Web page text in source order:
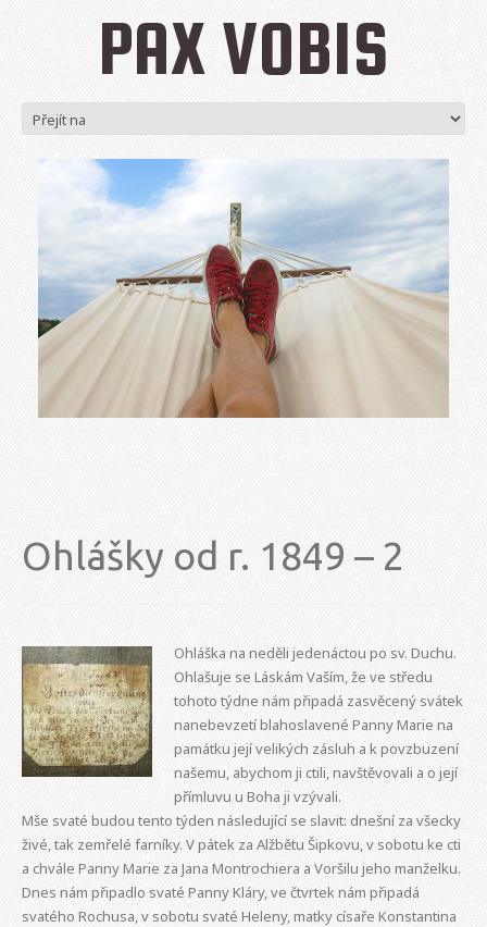
PAX VOBIS
Ohlášky od r. 1849 – 2
Ohláška na neděli jedenáctou po sv. Duchu.
Ohlašuje se Láskám Vaším, že ve středu
tohoto týdne nám připadá zasvěcený svátek
nanebevzetí blahoslavené Panny Marie na
památku její velikých zásluh a k povzbuzení
našemu, abychom ji ctili, navštěvovali a o její
přímluvu u Boha ji vzývali.
Mše svaté budou tento týden následující se slavit: dnešní za všecky
živé, tak zemřelé farníky. V pátek za Alžbětu Šipkovu, v sobotu ke cti
a chvále Panny Marie za Jana Montrochiera a Voršilu jeho manželku.
Dnes nám připadlo svaté Panny Kláry, ve čtvrtek nám připadá
svatého Rochusa, v sobotu svaté Heleny, matky císaře Konstantina